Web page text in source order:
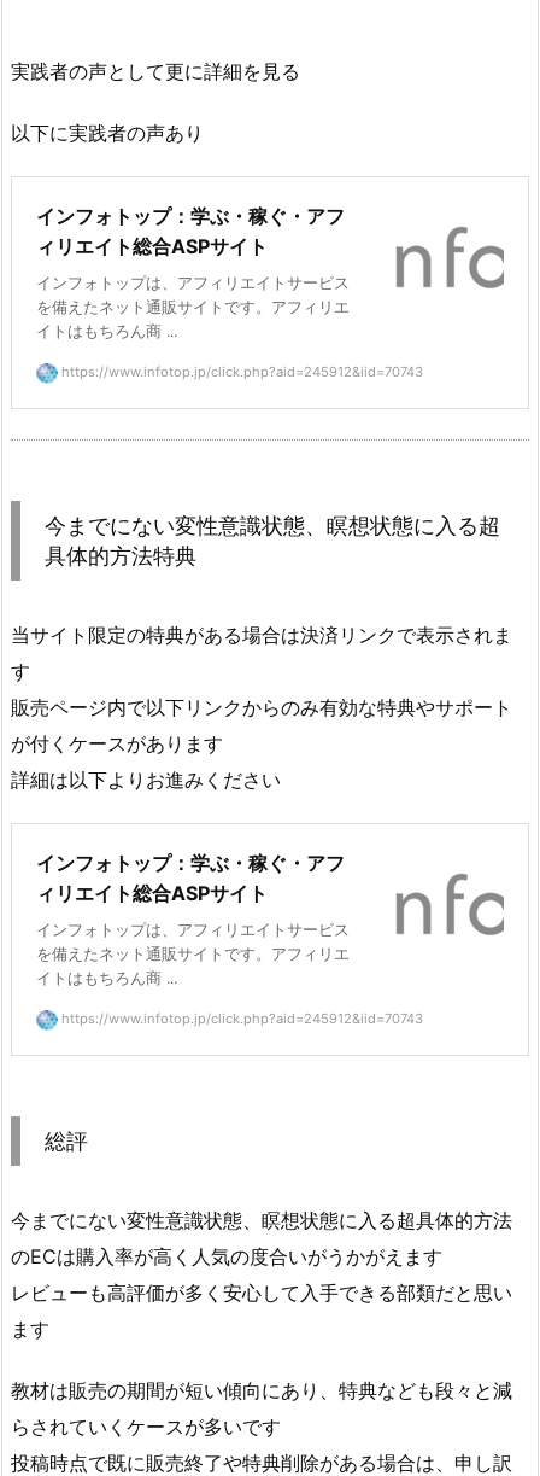
実践者の声として更に詳細を見る
以下に実践者の声あり
インフォトップ：学ぶ・稼ぐ・アフ
ィリエイト総合ASPサイト
インフォトップは、アフィリエイトサービス
を備えたネット通販サイトです。アフィリエ
イトはもちろん商 ...
https://www.infotop.jp/click.php?aid=245912&iid=70743
今までにない変性意識状態、瞑想状態に入る超
具体的方法特典
当サイト限定の特典がある場合は決済リンクで表示されま
す
販売ページ内で以下リンクからのみ有効な特典やサポート
が付くケースがあります
詳細は以下よりお進みください
インフォトップ：学ぶ・稼ぐ・アフ
ィリエイト総合ASPサイト
インフォトップは、アフィリエイトサービス
を備えたネット通販サイトです。アフィリエ
イトはもちろん商 ...
https://www.infotop.jp/click.php?aid=245912&iid=70743
総評
今までにない変性意識状態、瞑想状態に入る超具体的方法
のECは購入率が高く人気の度合いがうかがえます
レビューも高評価が多く安心して入手できる部類だと思い
ます
教材は販売の期間が短い傾向にあり、特典なども段々と減
らされていくケースが多いです
投稿時点で既に販売終了や特典削除がある場合は、申し訳